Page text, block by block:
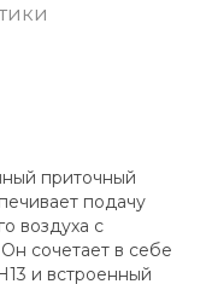
приточный
подачу
воздуха с
сочетает в себе
и встроенный